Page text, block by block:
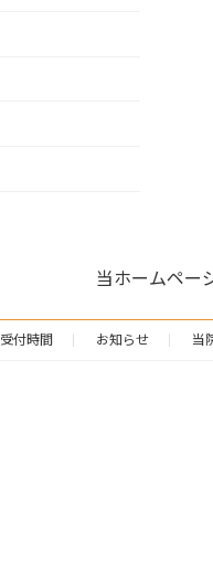
当ホームペー
受付時間 お知らせ 当